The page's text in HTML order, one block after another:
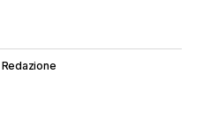
Redazione